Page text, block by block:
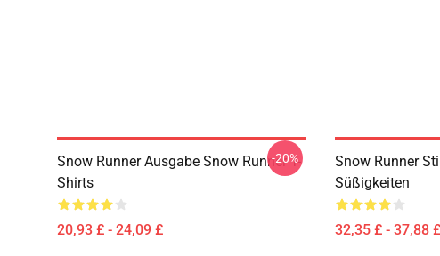
Snow Runner Ausgabe Snow Runner T-
Shirts
20,93 £ - 24,09 £
-20%
Snow Runner
Süßigkeiten
32,35 £ - 37,88 £